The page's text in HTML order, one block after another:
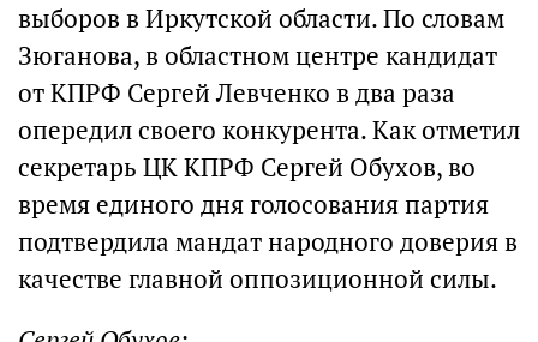
выборов в Иркутской области. По словам
Зюганова, в областном центре кандидат
от КПРФ Сергей Левченко в два раза
опередил своего конкурента. Как отметил
секретарь ЦК КПРФ Сергей Обухов, во
время единого дня голосования партия
подтвердила мандат народного доверия в
качестве главной оппозиционной силы.